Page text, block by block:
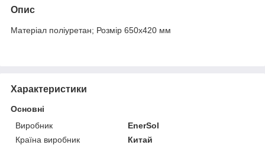
Опис
Матеріал поліуретан; Розмір 650х420 мм
Характеристики
Основні
Виробник
EnerSol
Країна виробник
Китай